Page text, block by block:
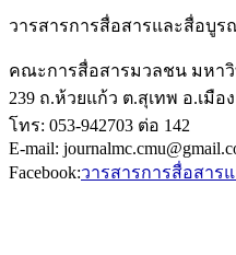
วารสารการสื่อสารและสื่อบูร
คณะการสื่อสารมวลชน มหาวิ
239 ถ.ห้วยแก้ว ต.สุเทพ อ.เมือ
โทร: 053-942703 ต่อ 142
E-mail:
Facebook:วารสารการสื่อสาร